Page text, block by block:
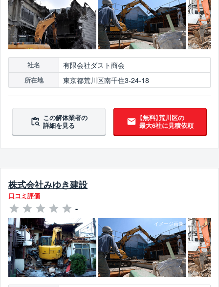
社名 有限会社ダスト商会
所在地 東京都荒川区南千住3-24-18
この解体業者の
詳細を見る
【無料】荒川区の
最大6社に見積依頼
株式会社みゆき建設
口コミ評価
-